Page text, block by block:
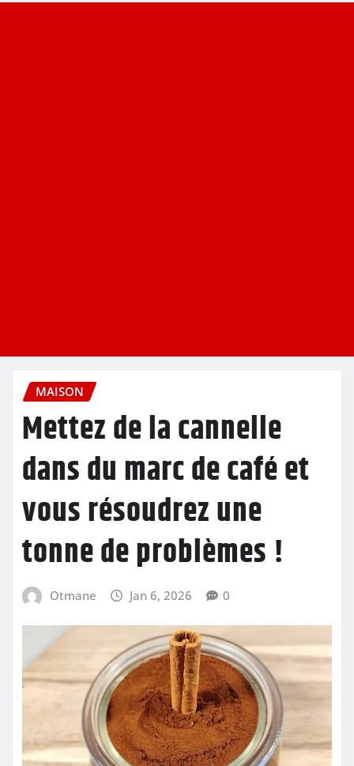
MAISON
Mettez de la cannelle
dans du marc de café et
vous résoudrez une
tonne de problèmes !
Otmane Jan 6, 2026 0